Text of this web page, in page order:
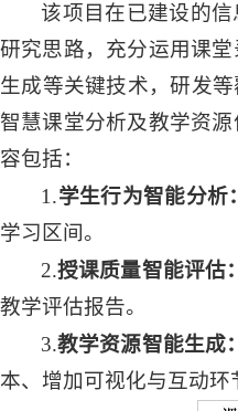
该项目在已建设的
研究思路，充分运用课
生成等关键技术，研发
智慧课堂分析及教学资
容包括：
1.学生行为智能分析：
学习区间。
2.授课质量智能评估：
教学评估报告。
3.教学资源智能生成：
本、增加可视化与互动环